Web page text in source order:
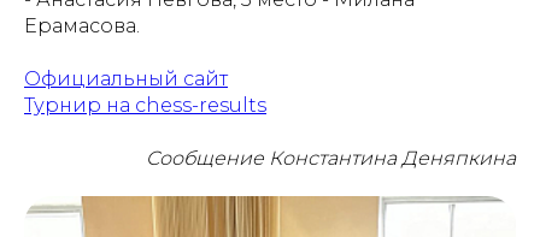
Ерамасова.
Официальный сайт
Турнир на chess-results
Сообщение Константина Деняпкина